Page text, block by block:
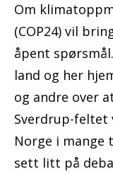
Om
(COP24) vil
åpent
land og her
og andre over
Sverdrup-feltet
Norge i mange
sett litt på